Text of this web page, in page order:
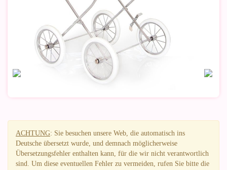
ACHTUNG: Sie besuchen unsere Web, die automatisch ins
Deutsche übersetzt wurde, und demnach möglicherweise
Übersetzungsfehler enthalten kann, für die wir nicht verantwortlich
sind. Um diese eventuellen Fehler zu vermeiden, rufen Sie bitte die